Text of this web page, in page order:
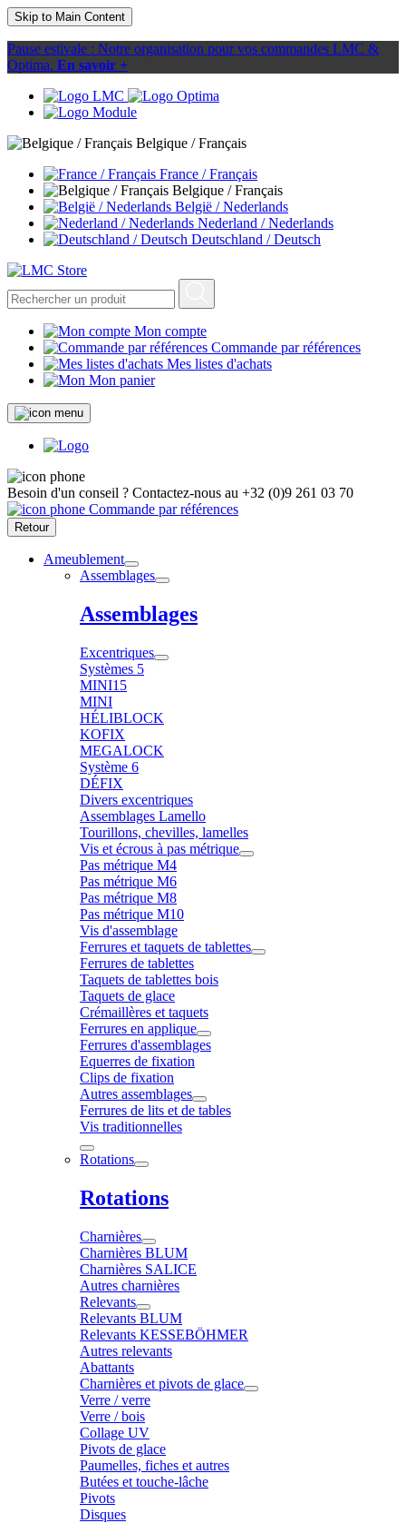
Skip to Main Content
Pause estivale : Notre organisation pour vos commandes LMC &
Optima. En savoir +
Belgique / Français
France / Français
Belgique / Français
België / Nederlands
Nederland / Nederlands
Deutschland / Deutsch
Mon compte
Commande par références
Mes listes d'achats
Mon panier
Besoin d'un conseil ? Contactez-nous au +32 (0)9 261 03 70
Commande par références
Retour
Ameublement
Assemblages
Assemblages
Excentriques
Systèmes 5
MINI15
MINI
HÉLIBLOCK
KOFIX
MEGALOCK
Système 6
DÉFIX
Divers excentriques
Assemblages Lamello
Tourillons, chevilles, lamelles
Vis et écrous à pas métrique
Pas métrique M4
Pas métrique M6
Pas métrique M8
Pas métrique M10
Vis d'assemblage
Ferrures et taquets de tablettes
Ferrures de tablettes
Taquets de tablettes bois
Taquets de glace
Crémaillères et taquets
Ferrures en applique
Ferrures d'assemblages
Equerres de fixation
Clips de fixation
Autres assemblages
Ferrures de lits et de tables
Vis traditionnelles
Rotations
Rotations
Charnières
Charnières BLUM
Charnières SALICE
Autres charnières
Relevants
Relevants BLUM
Relevants KESSEBÖHMER
Autres relevants
Abattants
Charnières et pivots de glace
Verre / verre
Verre / bois
Collage UV
Pivots de glace
Paumelles, fiches et autres
Butées et touche-lâche
Pivots
Disques